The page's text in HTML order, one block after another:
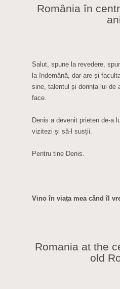
România în
Salut, spune la revedere,
la îndemână, dar are și
sine, talentul și dorința lui de
face.
Denis a devenit prieten de-a
vizitezi și să-l susții.
Pentru tine Denis.
Vino în viața mea când îl
Romania at the
old